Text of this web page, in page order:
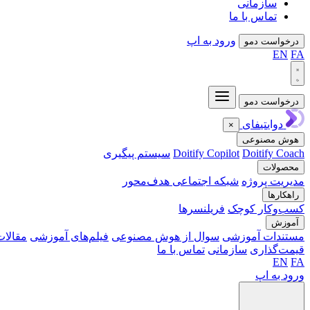
سازمانی
تماس با ما
درخواست دمو
ورود به اپ
EN FA
درخواست دمو
دوایتیفای
×
هوش مصنوعی
Doitify Copilot Doitify Coach سیستم پیگیری
محصولات
مدیریت پروژه شبکه اجتماعی هدف‌محور
راهکارها
کسب‌وکار کوچک فریلنسرها
آموزش
مستندات آموزشی سوال از هوش مصنوعی فیلم‌های آموزشی
قیمت‌گذاری سازمانی تماس با ما
EN FA
ورود به اپ